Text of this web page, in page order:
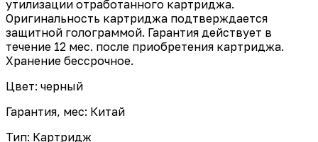
утилизации отработанного картриджа.
Оригинальность картриджа подтверждается
защитной голограммой. Гарантия действует в
течение 12 мес. после приобретения картриджа.
Хранение бессрочное.
Цвет: черный
Гарантия, мес: Китай
Тип: Картридж